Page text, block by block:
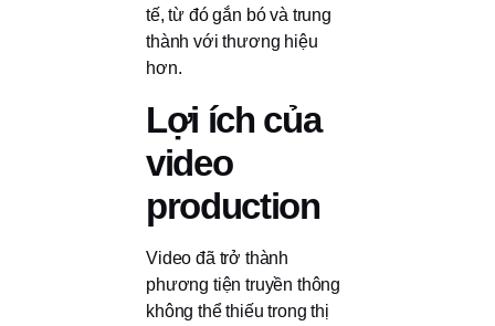
tế, từ đó gắn bó và trung
thành với thương hiệu
hơn.
Lợi ích của
video
production
Video đã trở thành
phương tiện truyền thông
không thể thiếu trong thị